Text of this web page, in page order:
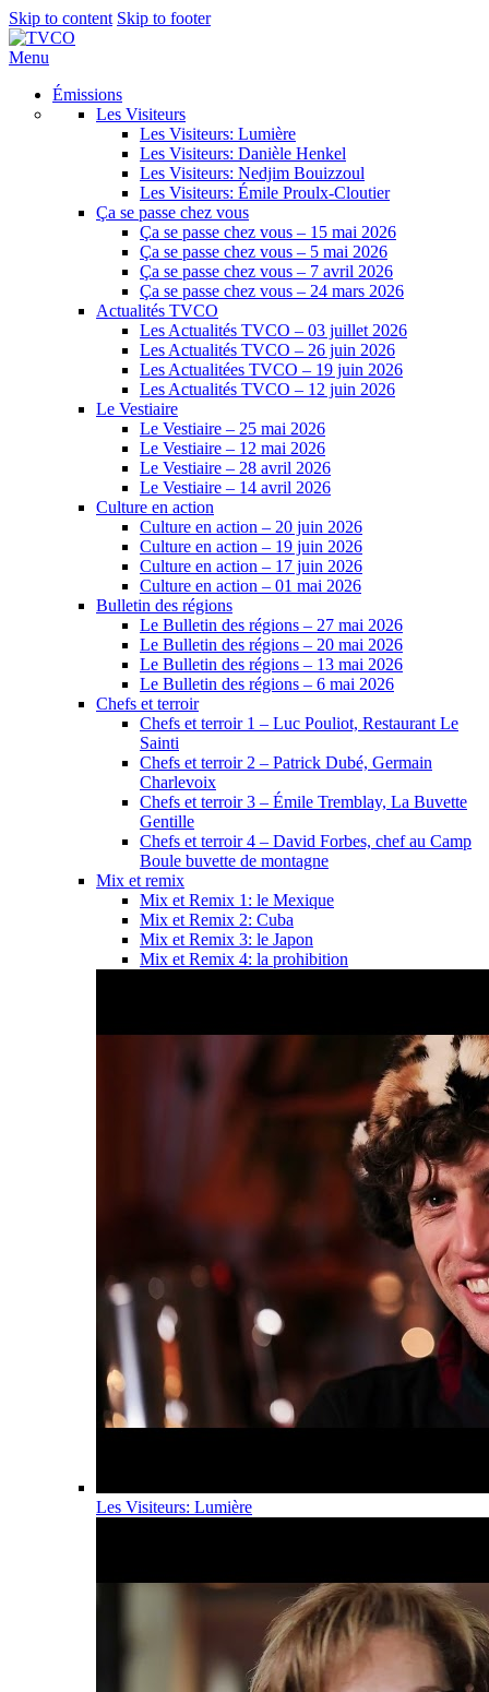
Skip to content Skip to footer
Menu
Émissions
Les Visiteurs
Les Visiteurs: Lumière
Les Visiteurs: Danièle Henkel
Les Visiteurs: Nedjim Bouizzoul
Les Visiteurs: Émile Proulx-Cloutier
Ça se passe chez vous
Ça se passe chez vous – 15 mai 2026
Ça se passe chez vous – 5 mai 2026
Ça se passe chez vous – 7 avril 2026
Ça se passe chez vous – 24 mars 2026
Actualités TVCO
Les Actualités TVCO – 03 juillet 2026
Les Actualités TVCO – 26 juin 2026
Les Actualitées TVCO – 19 juin 2026
Les Actualités TVCO – 12 juin 2026
Le Vestiaire
Le Vestiaire – 25 mai 2026
Le Vestiaire – 12 mai 2026
Le Vestiaire – 28 avril 2026
Le Vestiaire – 14 avril 2026
Culture en action
Culture en action – 20 juin 2026
Culture en action – 19 juin 2026
Culture en action – 17 juin 2026
Culture en action – 01 mai 2026
Bulletin des régions
Le Bulletin des régions – 27 mai 2026
Le Bulletin des régions – 20 mai 2026
Le Bulletin des régions – 13 mai 2026
Le Bulletin des régions – 6 mai 2026
Chefs et terroir
Chefs et terroir 1 – Luc Pouliot, Restaurant Le
Sainti
Chefs et terroir 2 – Patrick Dubé, Germain
Charlevoix
Chefs et terroir 3 – Émile Tremblay, La Buvette
Gentille
Chefs et terroir 4 – David Forbes, chef au Camp
Boule buvette de montagne
Mix et remix
Mix et Remix 1: le Mexique
Mix et Remix 2: Cuba
Mix et Remix 3: le Japon
Mix et Remix 4: la prohibition
Les Visiteurs: Lumière